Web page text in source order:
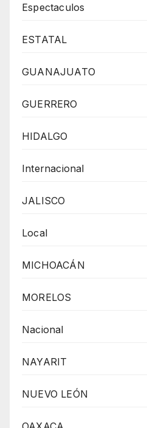
Espectaculos
ESTATAL
GUANAJUATO
GUERRERO
HIDALGO
Internacional
JALISCO
Local
MICHOACÁN
MORELOS
Nacional
NAYARIT
NUEVO LEÓN